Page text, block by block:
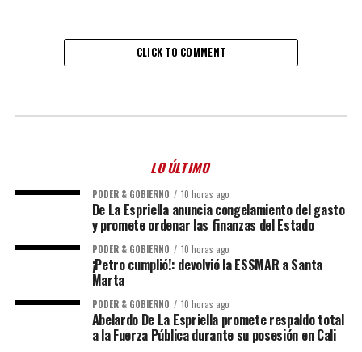
CLICK TO COMMENT
LO ÚLTIMO
PODER & GOBIERNO 10 horas ago
De La Espriella anuncia congelamiento del gasto
y promete ordenar las finanzas del Estado
PODER & GOBIERNO 10 horas ago
¡Petro cumplió!: devolvió la ESSMAR a Santa
Marta
PODER & GOBIERNO 10 horas ago
Abelardo De La Espriella promete respaldo total
a la Fuerza Pública durante su posesión en Cali